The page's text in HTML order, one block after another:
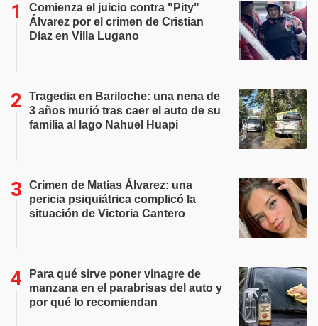
Comienza el juicio contra "Pity"
Álvarez por el crimen de Cristian
Díaz en Villa Lugano
Tragedia en Bariloche: una nena de
3 años murió tras caer el auto de su
familia al lago Nahuel Huapi
Crimen de Matías Álvarez: una
pericia psiquiátrica complicó la
situación de Victoria Cantero
Para qué sirve poner vinagre de
manzana en el parabrisas del auto y
por qué lo recomiendan